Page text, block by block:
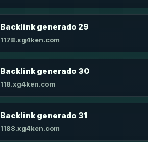
Backlink generado 29
1178.xg4ken.com
Backlink generado 30
118.xg4ken.com
Backlink generado 31
1188.xg4ken.com